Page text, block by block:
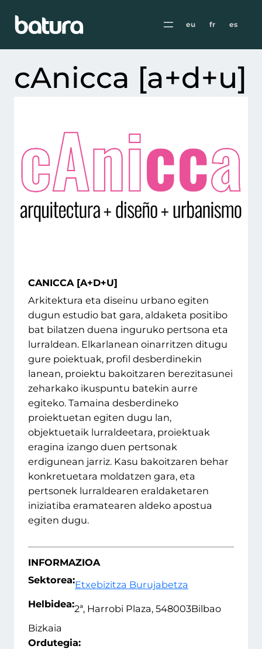
eu fr es
cAnicca [a+d+u]
CANICCA [A+D+U]
Arkitektura eta diseinu urbano egiten
dugun estudio bat gara, aldaketa positibo
bat bilatzen duena inguruko pertsona eta
lurraldean. Elkarlanean oinarritzen ditugu
gure poiektuak, profil desberdinekin
lanean, proiektu bakoitzaren berezitasunei
zeharkako ikuspuntu batekin aurre
egiteko. Tamaina desberdineko
proiektuetan egiten dugu lan,
objektuetaik lurraldeetara, proiektuak
eragina izango duen pertsonak
erdigunean jarriz. Kasu bakoitzaren behar
konkretuetara moldatzen gara, eta
pertsonek lurraldearen eraldaketaren
iniziatiba eramatearen aldeko apostua
egiten dugu.
INFORMAZIOA
Sektorea:Etxebizitza Burujabetza
Helbidea:2ª, Harrobi Plaza, 548003Bilbao
Bizkaia
Ordutegia: